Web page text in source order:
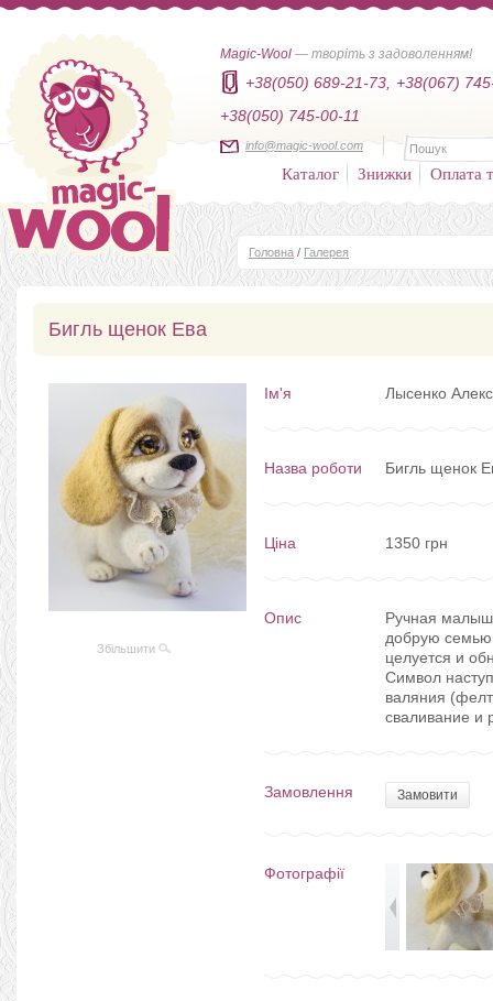
Magic-Wool — творіть з задоволенням!
+38(050) 689-21-73,
+38(067)
+38(050) 745-00-11
info@magic-wool.com
Каталог Знижки Оплата
Головна / Галерея
Бигль щенок Ева
Збільшити
Ім'я Лысенко
Назва роботи Бигль щенок
Ціна 1350 грн
Опис
Ручная
добрую
целуется и
Символ
валяния
сваливание и
Замовлення Замовити
Фотографії